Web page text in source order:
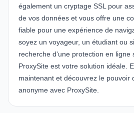
également un cryptage SSL pour
de vos données et vous offre une
fiable pour une expérience de
soyez un voyageur, un étudiant ou
recherche d'une protection en ligne
ProxySite est votre solution idéale.
maintenant et découvrez le pouvoir
anonyme avec ProxySite.